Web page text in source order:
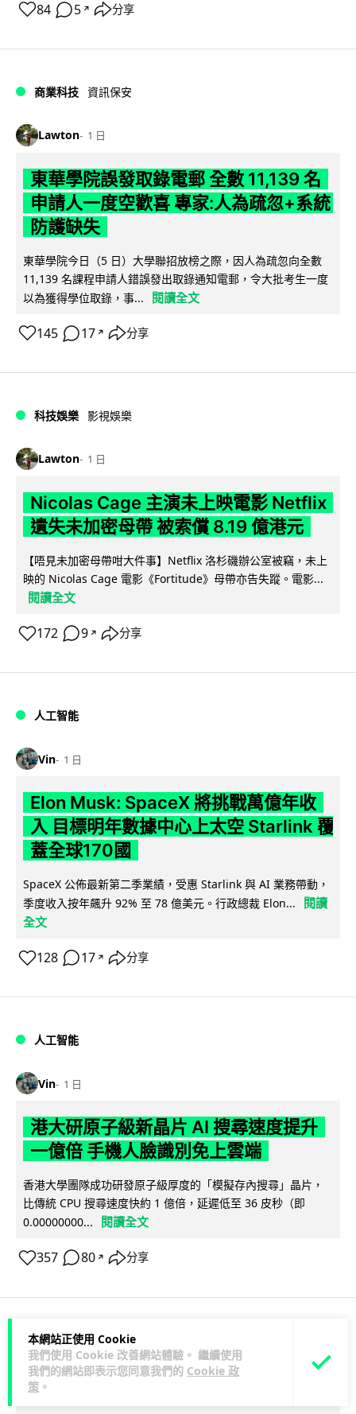
本網站正使用 Cookie
我們使用 Cookie 改善網站體驗。 繼續使用
我們的網站即表示您同意我們的 Cookie 政
策 。
84 5 ↗ 分享
商業科技 資訊保安
Lawton 1 日
東華學院誤發取錄電郵 全數 11,139 名
申請人一度空歡喜 專家:人為疏忽+系統
防護缺失
東華學院今日（5 日）大學聯招放榜之際，因人為疏忽向全數
11,139 名課程申請人錯誤發出取錄通知電郵，令大批考生一度
以為獲得學位取錄，事...
閱讀全文
145 17 ↗ 分享
科技娛樂 影視娛樂
Lawton 1 日
Nicolas Cage 主演未上映電影 Netflix
遺失未加密母帶 被索償 8.19 億港元
【唔見未加密母帶咁大件事】Netflix 洛杉磯辦公室被竊，未上
映的 Nicolas Cage 電影《Fortitude》母帶亦告失蹤。電影...
閱讀全文
172 9 ↗ 分享
人工智能
Vin 1 日
Elon Musk: SpaceX 將挑戰萬億年收
入 目標明年數據中心上太空 Starlink 覆
蓋全球170國
SpaceX 公佈最新第二季業績，受惠 Starlink 與 AI 業務帶動，
季度收入按年飆升 92% 至 78 億美元。行政總裁 Elon...
閱讀
全文
128 17 ↗ 分享
人工智能
Vin 1 日
港大研原子級新晶片 AI 搜尋速度提升
一億倍 手機人臉識別免上雲端
香港大學團隊成功研發原子級厚度的「模擬存內搜尋」晶片，
比傳統 CPU 搜尋速度快約 1 億倍，延遲低至 36 皮秒（即
0.00000000...
閱讀全文
357 80 ↗ 分享
科技娛樂 生活科技
Lawton